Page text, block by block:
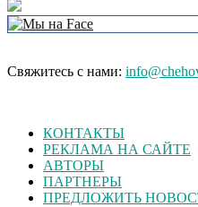
Свяжитесь с нами:
КОНТАКТЫ
РЕКЛАМА НА САЙТЕ
АВТОРЫ
ПАРТНЕРЫ
ПРЕДЛОЖИТЬ